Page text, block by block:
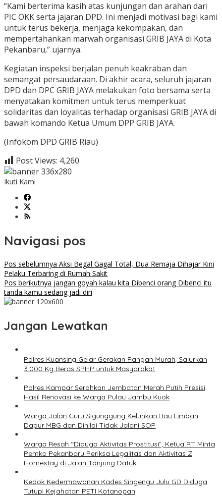
“Kami berterima kasih atas kunjungan dan arahan dari
PIC OKK serta jajaran DPD. Ini menjadi motivasi bagi kami
untuk terus bekerja, menjaga kekompakan, dan
mempertahankan marwah organisasi GRIB JAYA di Kota
Pekanbaru,” ujarnya.
Kegiatan inspeksi berjalan penuh keakraban dan
semangat persaudaraan. Di akhir acara, seluruh jajaran
DPD dan DPC GRIB JAYA melakukan foto bersama serta
menyatakan komitmen untuk terus memperkuat
solidaritas dan loyalitas terhadap organisasi GRIB JAYA di
bawah komando Ketua Umum DPP GRIB JAYA.
(Infokom DPD GRIB Riau)
Post Views: 4,260
Ikuti Kami
Navigasi pos
Pos sebelumnya Aksi Begal Gagal Total, Dua Remaja Dihajar Kini
Pelaku Terbaring di Rumah Sakit
Pos berikutnya jangan goyah kalau kita Dibenci orang Dibenci itu
tanda kamu sedang jadi diri
Jangan Lewatkan
Polres Kuansing Gelar Gerakan Pangan Murah, Salurkan
3.000 Kg Beras SPHP untuk Masyarakat
Polres Kampar Serahkan Jembatan Merah Putih Presisi
Hasil Renovasi ke Warga Pulau Jambu Kuok
Warga Jalan Guru Sigunggung Keluhkan Bau Limbah
Dapur MBG dan Dinilai Tidak Jalani SOP
Warga Resah “Diduga Aktivitas Prostitusi”, Ketua RT Minta
Pemko Pekanbaru Periksa Legalitas dan Aktivitas Z
Homestay di Jalan Tanjung Datuk
Kedok Kedermawanan Kades Singengu Julu GD Diduga
Tutupi Kejahatan PETI Kotanopan